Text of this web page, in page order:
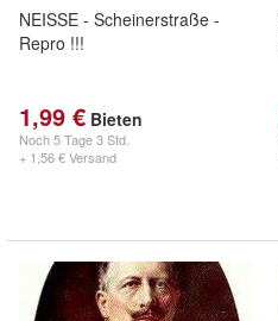
NEISSE - Scheinerstraße -
Repro !!!
1,99 € Bieten
Noch5 Tage 3 Std.
+ 1,56 € Versand